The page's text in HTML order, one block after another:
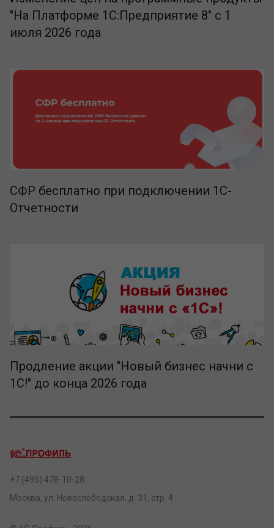
"На Платформе 1С:Предприятие 8" с 1
июля 2026 года
СФР бесплатно при подключении 1С-
Отчетности
Продление акции "Новый бизнес начни с
1С!" до конца 2026 года
+7 (495) 478-10-28
Москва, ул. Новослободская, д. 31, стр. 4